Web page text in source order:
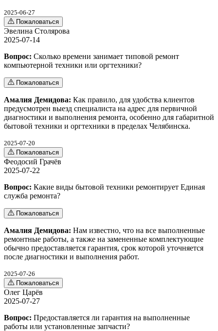
2025-06-27
Пожаловаться
Эвелина Столярова
2025-07-14
Вопрос: Сколько времени занимает типовой ремонт
компьютерной техники или оргтехники?
Пожаловаться
Амалия Демидова: Как правило, для удобства клиентов
предусмотрен выезд специалиста на адрес для первичной
диагностики и выполнения ремонта, особенно для габаритной
бытовой техники и оргтехники в пределах Челябинска.
2025-07-20
Пожаловаться
Феодосий Грачёв
2025-07-22
Вопрос: Какие виды бытовой техники ремонтирует Единая
служба ремонта?
Пожаловаться
Амалия Демидова: Нам известно, что на все выполненные
ремонтные работы, а также на замененные комплектующие
обычно предоставляется гарантия, срок которой уточняется
после диагностики и выполнения работ.
2025-07-26
Пожаловаться
Олег Царёв
2025-07-27
Вопрос: Предоставляется ли гарантия на выполненные
работы или установленные запчасти?